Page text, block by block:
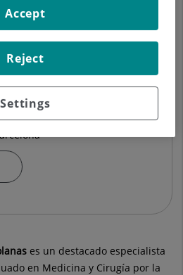
del Vallès
23
es un destacado especialista
en Medicina y Cirugía por la
Settings
Reject
Accept